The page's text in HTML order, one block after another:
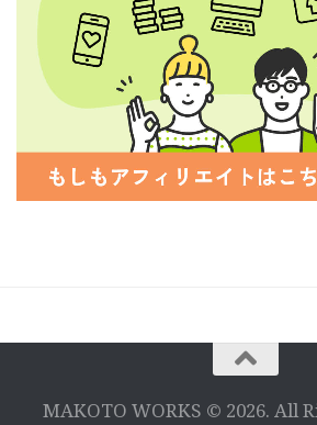
MAKOTO WORKS © 2026. All